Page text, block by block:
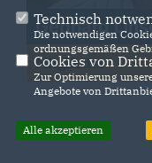
Gebhard
Mitglieder
Technisch
Die notwendigen
ordnungsgemäßen
Cookies von
Zur Optimierung
Angebote von
Alle akzeptieren